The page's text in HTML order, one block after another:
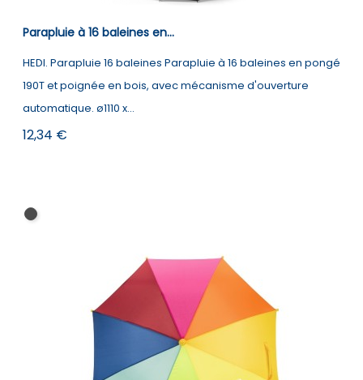
Parapluie à 16 baleines en...
HEDI. Parapluie 16 baleines Parapluie à 16 baleines en pongé
190T et poignée en bois, avec mécanisme d'ouverture
automatique. ø1110 x...
Prix
12,34 €
Noir